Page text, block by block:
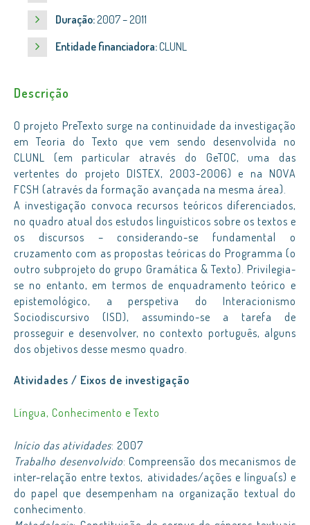
Duração:2007 – 2011
Entidade financiadora:CLUNL
Descrição
O projeto PreTexto surge na continuidade da investigação
em Teoria do Texto que vem sendo desenvolvida no
CLUNL (em particular através do GeTOC, uma das
vertentes do projeto DISTEX, 2003-2006) e na NOVA
FCSH (através da formação avançada na mesma área).
A investigação convoca recursos teóricos diferenciados,
no quadro atual dos estudos linguísticos sobre os textos e
os discursos – considerando-se fundamental o
cruzamento com as propostas teóricas do Programma (o
outro subprojeto do grupo Gramática & Texto). Privilegia-
se no entanto, em termos de enquadramento teórico e
epistemológico, a perspetiva do Interacionismo
Sociodiscursivo (ISD), assumindo-se a tarefa de
prosseguir e desenvolver, no contexto português, alguns
dos objetivos desse mesmo quadro.
Atividades / Eixos de investigação
Língua, Conhecimento e Texto
Início das atividades: 2007
Trabalho desenvolvido: Compreensão dos mecanismos de
inter-relação entre textos, atividades/ações e língua(s) e
do papel que desempenham na organização textual do
conhecimento.